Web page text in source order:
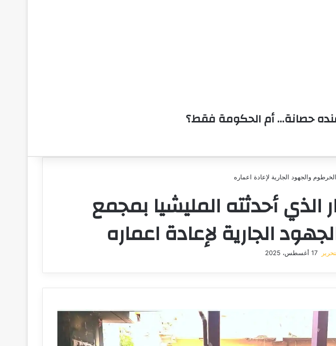
حصانة… أم الحكومة فقط؟
والجهود الجارية لإعادة اعماره
أحدثته المليشيا بمجمع
الجارية لإعادة اعماره
أرسل
إلكترونيا
17 أغسطس، 2025